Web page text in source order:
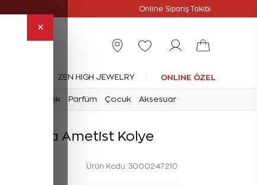
×
Online Sipariş Takibi
ZEN HIGH JEWELRY ONLINE ÖZEL
Erkek Parfüm Çocuk Aksesuar
Pırlanta Ametist Kolye
Ürün Kodu: 3000247210